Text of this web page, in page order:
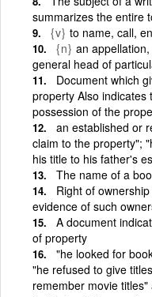
summarizes the entire
{v} to name, call,
{n} an
general head of
Document which
property Also indicates
possession of the
an established or
claim to the property";
his title to his father's
The name of a
Right of
evidence of such
A document
of property
"he looked for
"he refused to give
remember movie